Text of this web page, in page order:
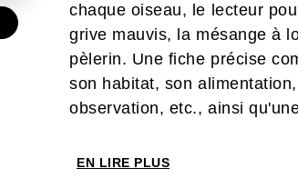
chaque oiseau, le lecteur
grive mauvis, la mésange à
pèlerin. Une fiche précise
son habitat, son
observation, etc., ainsi
Entièrement mis à jour en
EN LIRE PLUS